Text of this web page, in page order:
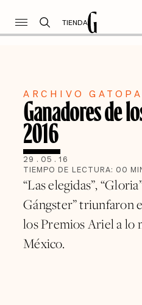
TIENDA
ARCHIVO
Ganadores de
2016
29 . 05 . 16
TIEMPO DE LECTURA: 00
“Las elegidas”,
Gángster” triunfaron
los Premios Ariel a lo
México.